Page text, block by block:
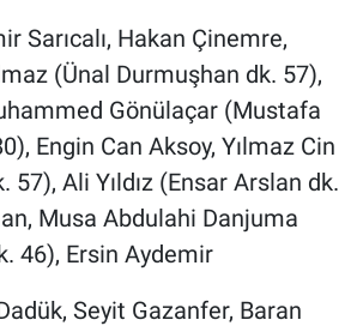
Sarıcalı, Hakan Çinemre,
(Ünal Durmuşhan dk. 57),
Gönülaçar (Mustafa
Engin Can Aksoy, Yılmaz Cin
57), Ali Yıldız (Ensar Arslan dk.
Musa Abdulahi Danjuma
46), Ersin Aydemir
Seyit Gazanfer, Baran